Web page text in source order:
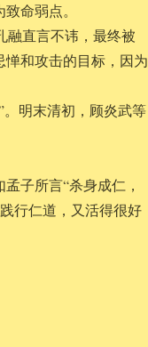
命弱点。
融直言不讳，最终被
惮和攻击的目标，因为
。明末清初，顾炎武等
孟子所言“杀身成仁，
行仁道，又活得很好